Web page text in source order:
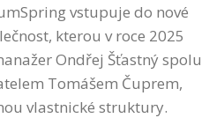
vstupuje do nové
kterou v roce 2025
Ondřej Šťastný spolu
Tomášem Čuprem,
vlastnické struktury.